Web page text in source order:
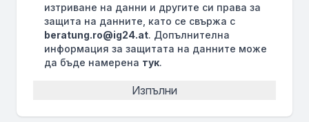
изтриване на данни и другите си права за
защита на данните, като се свържа с
beratung.ro@ig24.at. Допълнителна
информация за защитата на данните може
да бъде намерена тук.